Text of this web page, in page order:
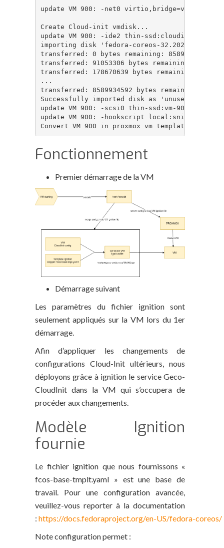
update VM 900: -net0 virtio,bridge=vmbr0
Create Cloud-init vmdisk...
update VM 900: -ide2 thin-ssd:cloudinit
importing disk 'fedora-coreos-
transferred: 0 bytes remaining: 8589934592
transferred: 91053306 bytes remaining:
transferred: 178670639 bytes remaining:
...
transferred: 8589934592 bytes remaining: 0
Successfully imported disk as 'unused0:thin-
update VM 900: -scsi0 thin-ssd:vm-900-disk-
update VM 900: -hookscript local:snippets/
Convert VM 900 in proxmox vm template...
Fonctionnement
Premier démarrage de la VM
Démarrage suivant
Les paramètres du fichier ignition sont
seulement appliqués sur la VM lors du 1er
démarrage.
Afin d’appliquer les changements de
configurations Cloud-Init ultérieurs, nous
déployons grâce à ignition le service Geco-
CloudInit dans la VM qui s’occupera de
procéder aux changements.
Modèle Ignition
fournie
Le fichier ignition que nous fournissons «
fcos-base-tmplt.yaml » est une base de
travail. Pour une configuration avancée,
veuillez-vous reporter à la documentation
: https://docs.fedoraproject.org/en-US/fedora-coreos/
Note configuration permet :